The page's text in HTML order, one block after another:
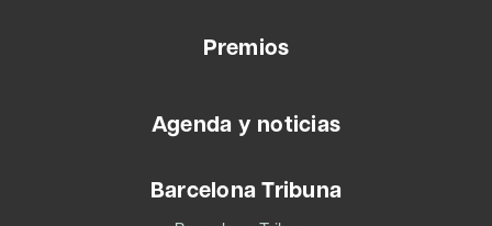
Premios
Agenda y noticias
Barcelona Tribuna